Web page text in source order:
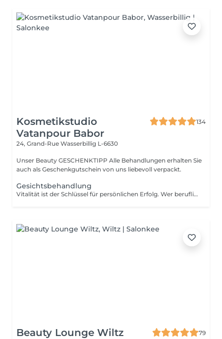
Kosmetikstudio
Vatanpour Babor
134
24, Grand-Rue Wasserbillig L-6630
Unser Beauty GESCHENKTIPP Alle Behandlungen erhalten Sie
auch als Geschenkgutschein von uns liebevoll verpackt.
Gesichtsbehandlung
Vitalität ist der Schlüssel für persönlichen Erfolg. Wer beruflich wie privat zupackend auftritt, wirkt souverän und fühlt sich wohl in seiner Haut. Unser Anspruch ist es, diese vitale Energie zu erhalten. Den Attraktivität ist etwas sehr Individuelles und keine Frage des Alters. Auszeit für Körper, Geist und Seele. Die aufeinander abgestimmte Kombination aus einer belebenden Pflege und kraftspendenden Massagen weckt schnell die Lebensgeister und macht wieder munter. Fühlen Sie sich frischer, vitaler und meistern Sie Herausforderungen mit neuem Elan. Unsere wohltuenden BABOR Men Behandlungen vertreiben zuverlässig Stress und Anspannung. BABOR Men schenkt Ihrer Haut ein attraktives, vitales Aussehen und Entspannung pur. NEUE ENERGIE TANKEN Diese erfrischende Gesichtsbehandlung ist ein intensives Verwöhnerlebnis. Sie aktiviert und belebt zugleich, damit Sie wieder gestärkt in den Alltag eintauchen können.
Beauty Lounge Wiltz
79